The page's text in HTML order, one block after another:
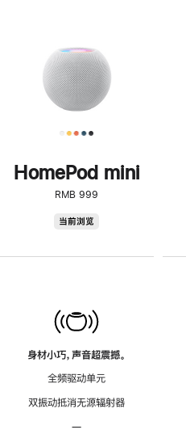
HomePod mini
RMB 999
当前浏览
身材小巧，声音超震撼。
全频驱动单元
双振动抵消无源辐射器
—